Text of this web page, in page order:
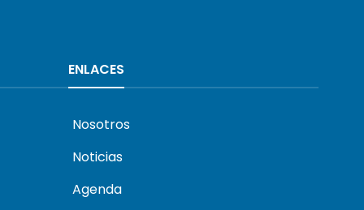
ENLACES
Nosotros
Noticias
Agenda